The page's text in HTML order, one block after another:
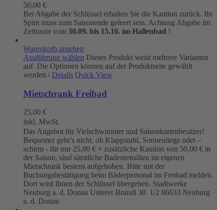
50,00 €
Bei Abgabe der Schlüssel erhalten Sie die Kaution zurück. Ihr
Spint muss zum Saisonende geleert sein. Achtung Abgabe im
Zeitraum vom 30.09. bis 15.10. im Hallenbad !
Warenkorb ansehen
Ausführung wählen Dieses Produkt weist mehrere Varianten
auf. Die Optionen können auf der Produktseite gewählt
werden / Details Quick View
Mietschrank Freibad
25,00 €
inkl. MwSt.
Das Angebot für Vielschwimmer und Saisonkartenbesitzer!
Bequemer geht’s nicht, ob Klappstuhl, Sonnenliege oder –
schirm - für nur 25,00 € + zusätzliche Kaution von 50,00 € in
der Saison, sind sämtliche Badeutensilien im eigenen
Mietschrank bestens aufgehoben. Bitte mit der
Buchungsbestätigung beim Bäderpersonal im Freibad melden.
Dort wird Ihnen der Schlüssel übergeben. Stadtwerke
Neuburg a. d. Donau Unterer Brandl 30 1/2 86633 Neuburg
a. d. Donau